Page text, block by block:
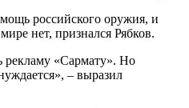
российского оружия, и
нет, признался Рябков.
рекламу «Сармату». Но
– выразил